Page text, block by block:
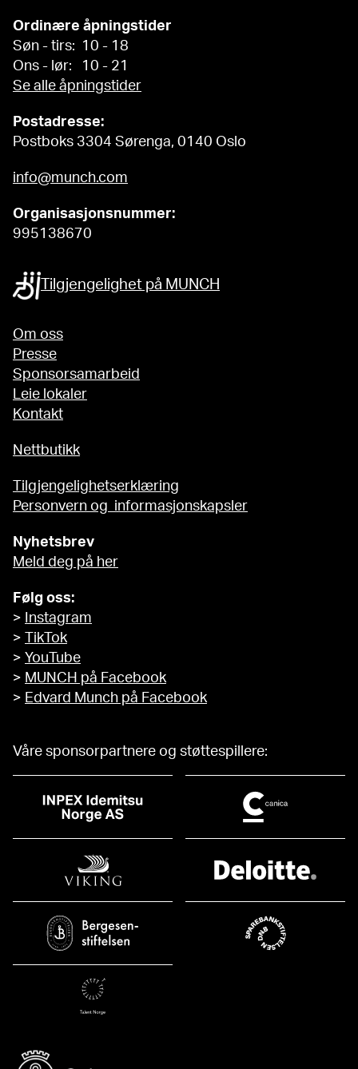
Ordinære åpningstider
Søn - tirs: 10 - 18
Ons - lør: 10 - 21
Se alle åpningstider
Postadresse:
Postboks 3304 Sørenga, 0140 Oslo
info@munch.com
Organisasjonsnummer:
995138670
Tilgjengelighet på MUNCH
Om oss
Presse
Sponsorsamarbeid
Leie lokaler
Kontakt
Nettbutikk
Tilgjengelighetserklæring
Personvern og informasjonskapsler
Nyhetsbrev
Meld deg på her
Følg oss:
>
Instagram
>
TikTok
> YouTube
> MUNCH på Facebook
> Edvard Munch på Facebook
Våre sponsorpartnere og støttespillere: